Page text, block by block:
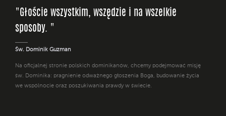
"Głoście wszystkim, wszędzie i na wszelkie
sposoby. "
Św. Dominik Guzman
Na oficjalnej stronie polskich dominikanów, chcemy podejmować misję
św. Dominika: pragnienie odważnego głoszenia Boga, budowanie życia
we wspólnocie oraz poszukiwania prawdy w świecie.